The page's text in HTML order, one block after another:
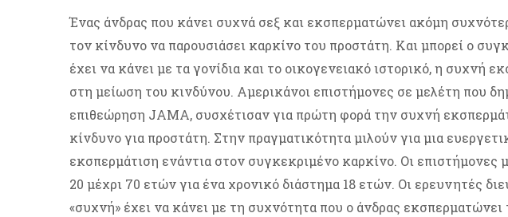
Ένας άνδρας που κάνει συχνά σεξ και εκσπερματώνει ακόμη
τον κίνδυνο να παρουσιάσει καρκίνο του προστάτη. Και μπορεί ο
έχει να κάνει με τα γονίδια και το οικογενειακό ιστορικό, η συχνή
στη μείωση του κινδύνου. Αμερικάνοι επιστήμονες σε μελέτη που
επιθεώρηση JAMA, συσχέτισαν για πρώτη φορά την συχνή
κίνδυνο για προστάτη. Στην πραγματικότητα μιλούν για μια
εκσπερμάτιση ενάντια στον συγκεκριμένο καρκίνο. Οι επιστήμονες
20 μέχρι 70 ετών για ένα χρονικό διάστημα 18 ετών. Οι ερευνητές
«συχνή» έχει να κάνει με τη συχνότητα που ο άνδρας εκσπερματώνει